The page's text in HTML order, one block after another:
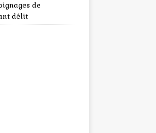
de
délit